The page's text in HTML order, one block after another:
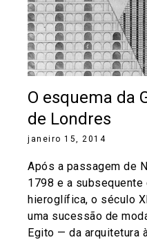
O esquema da
de Londres
janeiro 15, 2014
Após a passagem de
1798 e a
hieroglífica, o século
uma sucessão de
Egito — da arquitetura